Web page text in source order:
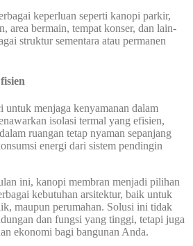
keperluan seperti kanopi parkir,
area bermain, tempat konser, dan lain-
struktur sementara atau permanen
untuk menjaga kenyamanan dalam
isolasi termal yang efisien,
ruangan tetap nyaman sepanjang
energi dari sistem pendingin
ini, kanopi membran menjadi pilihan
kebutuhan arsitektur, baik untuk
maupun perumahan. Solusi ini tidak
dan fungsi yang tinggi, tetapi juga
ekonomi bagi bangunan Anda.